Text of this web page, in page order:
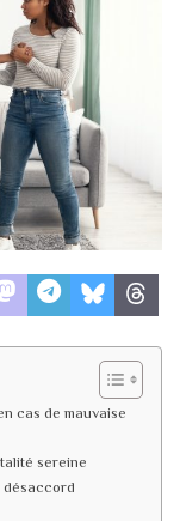
cas de mauvaise
sereine
désaccord